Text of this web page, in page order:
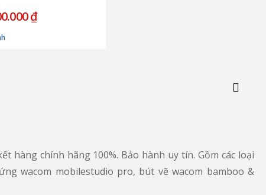
₫
hàng chính hãng 100%. Bảo hành uy tín. Gồm các loại
wacom mobilestudio pro, bút vẽ wacom bamboo &